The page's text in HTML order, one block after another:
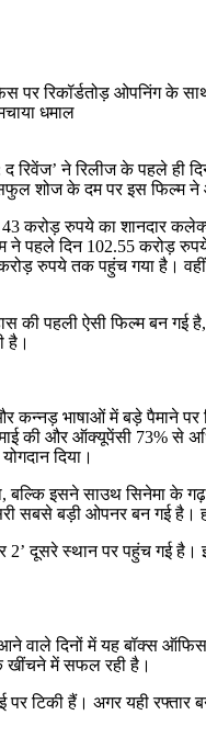
धमाल
द रिवेंज’ ने रिलीज के पहले
शोज के दम पर इस फिल्म ने
करोड़ रुपये का शानदार
पहले दिन 102.55 करोड़
रुपये तक पहुंच गया है।
की पहली ऐसी फिल्म बन
है।
कन्नड़ भाषाओं में बड़े पैमाने पर
की और ऑक्यूपेंसी 73% से
दिया।
बल्कि इसने साउथ सिनेमा
सबसे बड़ी ओपनर बन गई है।
2’ दूसरे स्थान पर पहुंच गई
दिनों में यह बॉक्स ऑफिस
खींचने में सफल रही है।
हैं। अगर यही रफ्तार